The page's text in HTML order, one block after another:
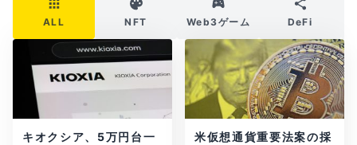
ALL NFT Web3ゲーム DeFi
キオクシア、5万円台一
米仮想通貨重要法案の採